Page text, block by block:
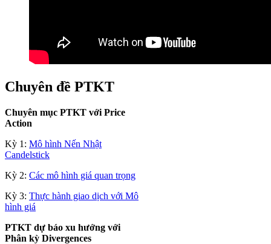
Chuyên đề PTKT
Chuyên mục PTKT với Price
Action
Kỳ 1: Mô hình Nến Nhật
Candelstick
Kỳ 2: Các mô hình giá quan trọng
Kỳ 3: Thực hành giao dịch với Mô
hình giá
PTKT dự báo xu hướng với
Phân kỳ Divergences